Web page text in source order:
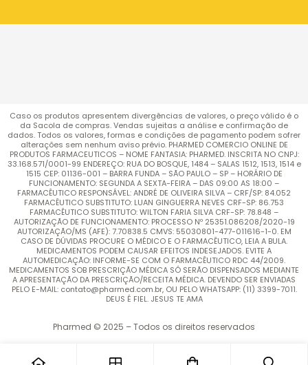
Caso os produtos apresentem divergências de valores, o preço válido é o
da Sacola de compras. Vendas sujeitas a análise e confirmação de
dados. Todos os valores, formas e condições de pagamento podem sofrer
alterações sem nenhum aviso prévio. PHARMED COMERCIO ONLINE DE
PRODUTOS FARMACEUTICOS – NOME FANTASIA: PHARMED. INSCRITA NO CNPJ:
33.168.571/0001-99 ENDEREÇO: RUA DO BOSQUE, 1484 – SALAS 1512, 1513, 1514 e
1515 CEP: 01136-001 – BARRA FUNDA – SÃO PAULO – SP – HORÁRIO DE
FUNCIONAMENTO: SEGUNDA A SEXTA-FEIRA – DAS 09:00 AS 18:00 –
FARMACÊUTICO RESPONSÁVEL: ANDRÉ DE OLIVEIRA SILVA – CRF/SP: 84.052
FARMACÊUTICO SUBSTITUTO: LUAN GINGUERRA NEVES CRF-SP: 86.753
FARMACÊUTICO SUBSTITUTO: WILTON FARIA SILVA CRF-SP: 78.848 –
AUTORIZAÇÃO DE FUNCIONAMENTO: PROCESSO Nº 25351.086208/2020-19
AUTORIZAÇÃO/MS (AFE): 7.70838.5 CMVS: 55030801-477-011616-1-0. EM
CASO DE DÚVIDAS PROCURE O MÉDICO E O FARMACÊUTICO, LEIA A BULA.
MEDICAMENTOS PODEM CAUSAR EFEITOS INDESEJADOS. EVITE A
AUTOMEDICAÇÃO: INFORME-SE COM O FARMACÊUTICO RDC 44/2009.
MEDICAMENTOS SOB PRESCRIÇÃO MÉDICA SÓ SERÃO DISPENSADOS MEDIANTE
A APRESENTAÇÃO DA PRESCRIÇÃO/RECEITA MÉDICA. DEVENDO SER ENVIADAS
PELO E-MAIL: contato@pharmed.com.br, OU PELO WHATSAPP: (11) 3399-7011.
DEUS É FIEL. JESUS TE AMA
Pharmed © 2025 – Todos os direitos reservados